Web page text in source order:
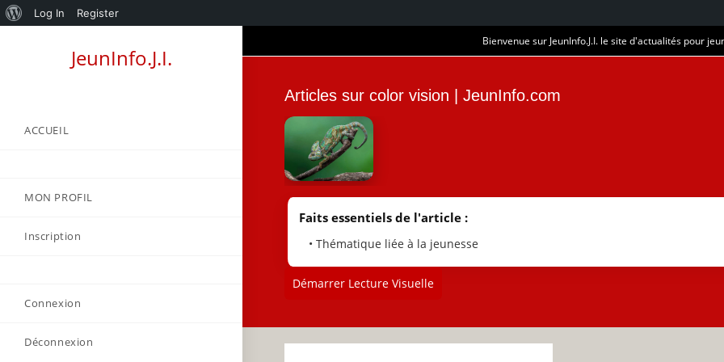
About
Log In Register
to
Bienvenue sur JeunInfo.J.I. le site d'actualités pour
JeunInfo.J.I.
ACCUEIL
MON PROFIL
Inscription
Connexion
Déconnexion
Articles sur color vision | JeunInfo.com
Faits essentiels de l'article :
• Thématique liée à la jeunesse
Démarrer Lecture Visuelle